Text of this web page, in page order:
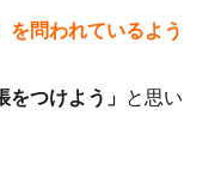
を問われているよう
をつけよう」 と思い